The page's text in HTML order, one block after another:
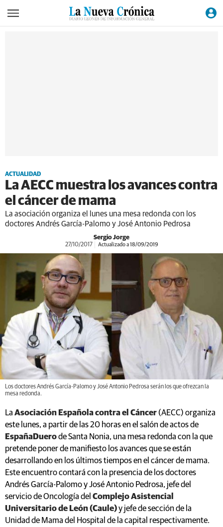
ACTUALIDAD
La AECC muestra los avances contra
el cáncer de mama
La asociación organiza el lunes una mesa redonda con los
doctores Andrés García-Palomo y José Antonio Pedrosa
Sergio Jorge
27/10/2017 Actualizado a 18/09/2019
Los doctores Andrés García-Palomo y José Antonio Pedrosa serán los que ofrezcan la
mesa redonda.
La Asociación Española contra el Cáncer (AECC) organiza
este lunes, a partir de las 20 horas en el salón de actos de
EspañaDuerode Santa Nonia, una mesa redonda con la que
pretende poner de manifiesto los avances que se están
desarrollando en los últimos tiempos en el cáncer de mama.
Este encuentro contará con la presencia de los doctores
Andrés García-Palomo y José Antonio Pedrosa, jefe del
servicio de Oncología del Complejo Asistencial
Universitario de León (Caule)y jefe de sección de la
Unidad de Mama del Hospital de la capital respectivamente.